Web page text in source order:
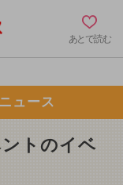
あとで読む
ュース
トのイベ